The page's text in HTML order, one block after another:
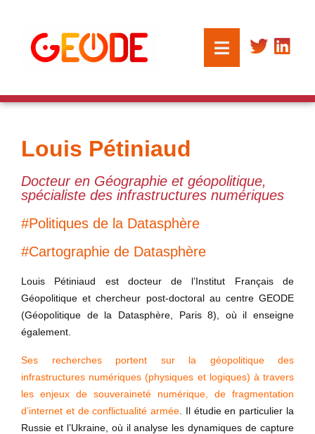
Louis Pétiniaud
Docteur en Géographie et géopolitique,
spécialiste des infrastructures numériques
#Politiques de la Datasphère
#Cartographie de Datasphère
Louis Pétiniaud est docteur de l’Institut Français de
Géopolitique et chercheur post-doctoral au centre GEODE
(Géopolitique de la Datasphère, Paris 8), où il enseigne
également.
Ses recherches portent sur la géopolitique des
infrastructures numériques (physiques et logiques) à travers
les enjeux de souveraineté numérique, de fragmentation
d’internet et de conflictualité armée . Il étudie en particulier la
Russie et l’Ukraine, où il analyse les dynamiques de capture